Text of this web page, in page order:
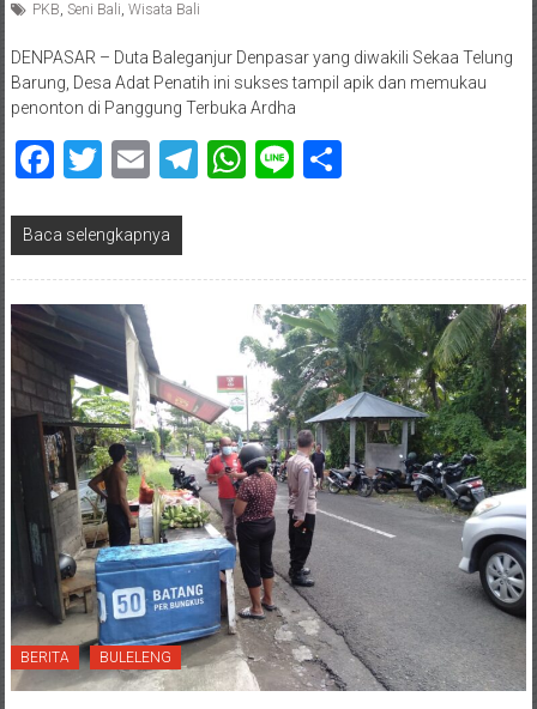
PKB, Seni Bali, Wisata Bali
DENPASAR – Duta Baleganjur Denpasar yang diwakili Sekaa Telung
Barung, Desa Adat Penatih ini sukses tampil apik dan memukau
penonton di Panggung Terbuka Ardha
Facebook
Twitter
EmailTelegram
WhatsApp
LineShare
Baca selengkapnya
BERITA BULELENG